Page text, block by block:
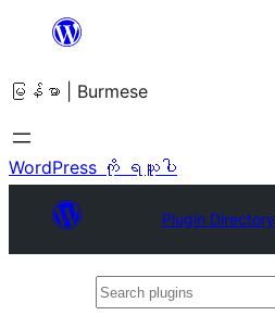
အကြောင်းအရာ
ကျော်သွား
ရန်
မြန်မာ | Burmese
WordPress ကို ရယူပါ
Plugin Directory
Search